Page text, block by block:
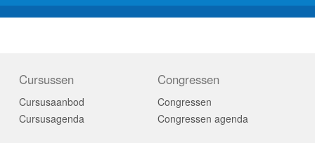
Cursussen
Cursusaanbod
Cursusagenda
Congressen
Congressen
Congressen agenda